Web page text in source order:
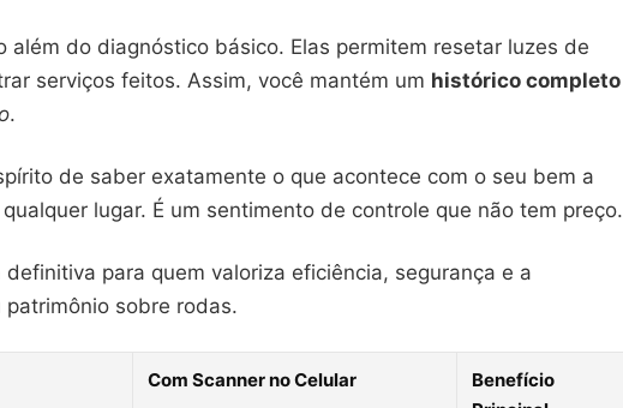
além do diagnóstico básico. Elas permitem resetar luzes de
serviços feitos. Assim, você mantém um histórico completo
.
de saber exatamente o que acontece com o seu bem a
lugar. É um sentimento de controle que não tem preço.
para quem valoriza eficiência, segurança e a
sobre rodas.
Com Scanner no Celular
Benefício